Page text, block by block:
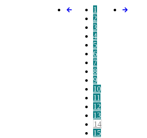
1
2
3
4
5
6
7
8
9
10
11
12
13
14
15